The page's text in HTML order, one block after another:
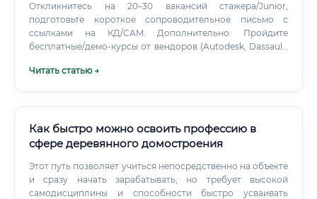
Откликнитесь на 20–30 вакансий стажера/Junior,
подготовьте короткое сопроводительное письмо с
ссылками на КД/CAM. Дополнительно: Пройдите
бесплатные/демо‑курсы от вендоров (Autodesk, Dassault,
Читать статью →
Как быстро можно освоить профессию в
сфере деревянного домостроения
Этот путь позволяет учиться непосредственно на объекте
и сразу начать зарабатывать, но требует высокой
самодисциплины и способности быстро усваивать